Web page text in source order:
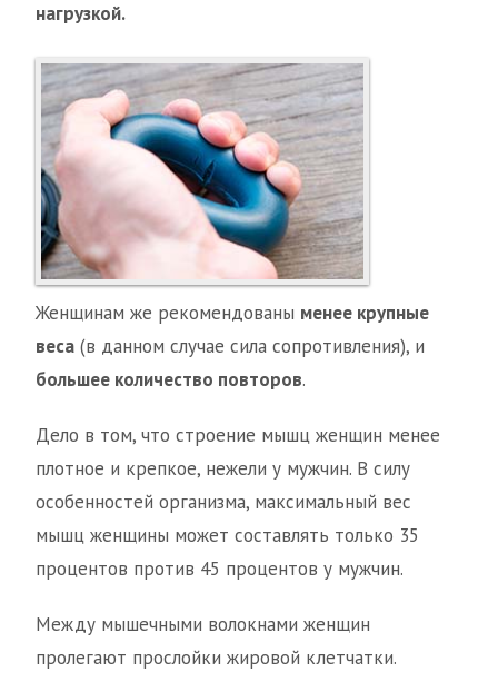
нагрузкой.
Женщинам же рекомендованы менее крупные
веса (в данном случае сила сопротивления), и
большее количество повторов.
Дело в том, что строение мышц женщин менее
плотное и крепкое, нежели у мужчин. В силу
особенностей организма, максимальный вес
мышц женщины может составлять только 35
процентов против 45 процентов у мужчин.
Между мышечными волокнами женщин
пролегают прослойки жировой клетчатки.